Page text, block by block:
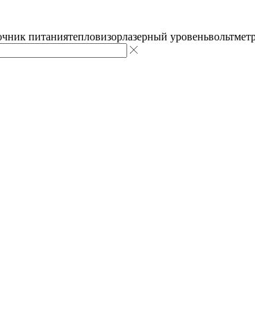
питаниятепловизорлазерный уровень